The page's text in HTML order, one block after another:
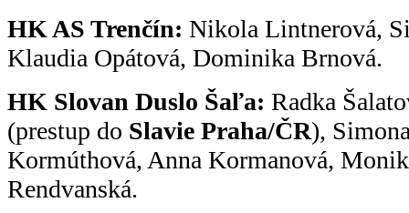
HK AS Trenčín: Nikola Lintnerová,
Klaudia Opátová, Dominika Brnová.
HK Slovan Duslo Šaľa: Radka
(prestup do Slavie Praha/ČR),
Kormúthová, Anna Kormanová,
Rendvanská.